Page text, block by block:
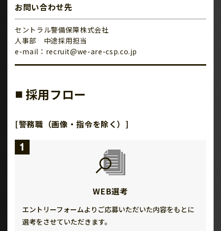
お問い合わせ先
セントラル警備保障株式会社
人事部 中途採用担当
e-mail：recruit@we-are-csp.co.jp
■ 採用フロー
[警務職（画像・指令を除く）]
1
WEB選考
エントリーフォームよりご応募いただいた内容をもとに
選考をさせていただきます。